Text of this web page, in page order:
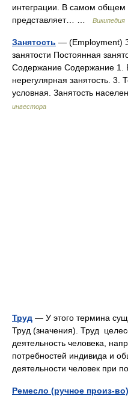
интеграции. В самом общем
представляет… …
Википедия
Занятость — (Employment)
занятости Постоянная
Содержание Содержание 1.
нерегулярная занятость. 3.
условная. Занятость
инвестора
Труд — У этого термина
Труд (значения). Труд
деятельность человека,
потребностей индивида и
деятельности человек
Ремесло (ручное произ-во)